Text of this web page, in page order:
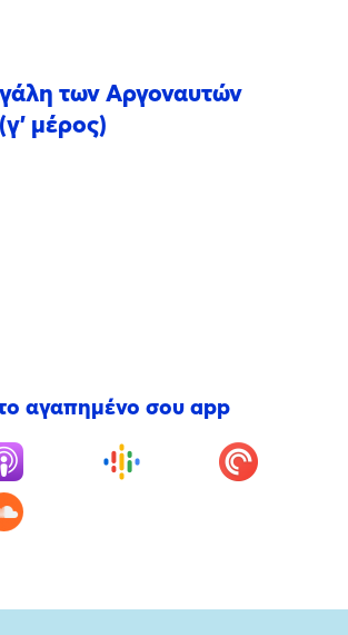
των Αργοναυτών
μέρος)
αγαπημένο σου app